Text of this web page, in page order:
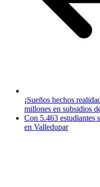
¡Sueños hechos
millones en subsidios
Con 5.463 estudiantes
en Valledupar